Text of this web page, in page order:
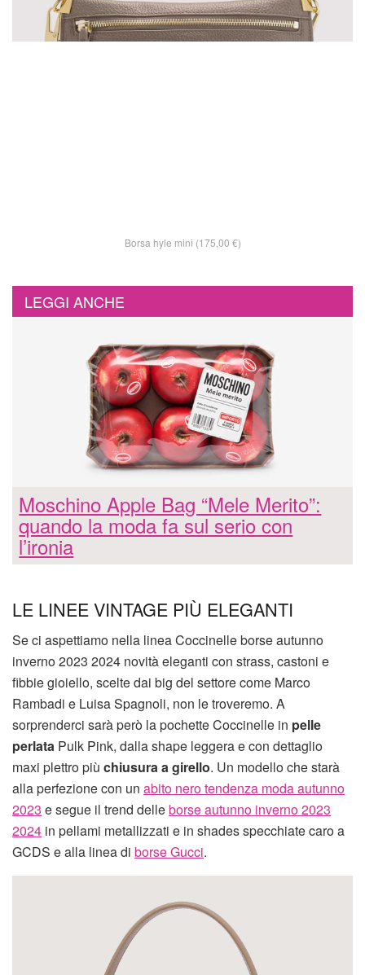
Borsa hyle mini (175,00 €)
LEGGI ANCHE
Moschino Apple Bag “Mele Merito”:
quando la moda fa sul serio con
l’ironia
LE LINEE VINTAGE PIÙ ELEGANTI
Se ci aspettiamo nella linea Coccinelle borse autunno
inverno 2023 2024 novità eleganti con strass, castoni e
fibbie gioiello, scelte dai big del settore come Marco
Rambadi e Luisa Spagnoli, non le troveremo. A
sorprenderci sarà però la pochette Coccinelle in pelle
perlata Pulk Pink, dalla shape leggera e con dettaglio
maxi plettro più chiusura a girello. Un modello che starà
alla perfezione con un abito nero tendenza moda autunno
2023 e segue il trend delleborse autunno inverno 2023
2024 in pellami metallizzati e in shades specchiate caro a
GCDS e alla linea di borse Gucci.